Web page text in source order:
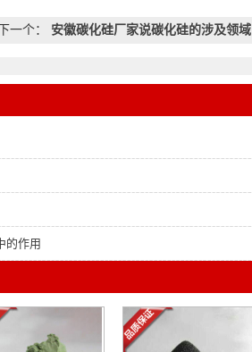
下一个： 安徽碳化硅厂家说碳化硅的涉及领域
的作用